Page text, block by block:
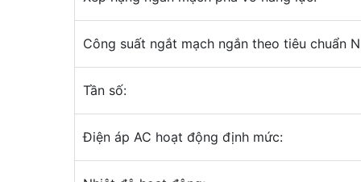
Công suất ngắt mạch ngắn theo tiêu chuẩn
Tần số:
Điện áp AC hoạt động định mức: